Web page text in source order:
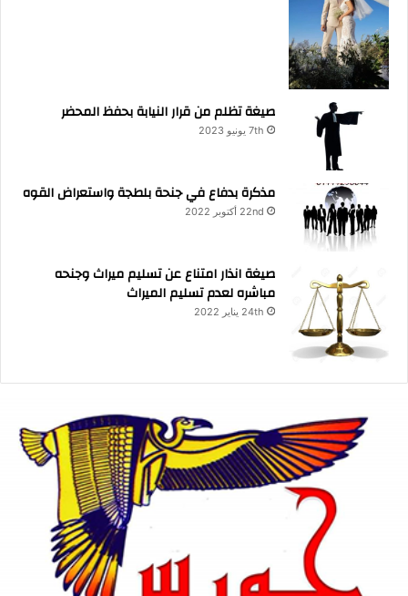
صيغة تظلم من قرار النيابة بحفظ المحضر
7th يونيو 2023
مذكرة بدفاع في جنحة بلطجة واستعراض القوه
22nd أكتوبر 2022
صيغة انذار امتناع عن تسليم ميراث وجنحه
مباشره لعدم تسليم الميراث
24th يناير 2022